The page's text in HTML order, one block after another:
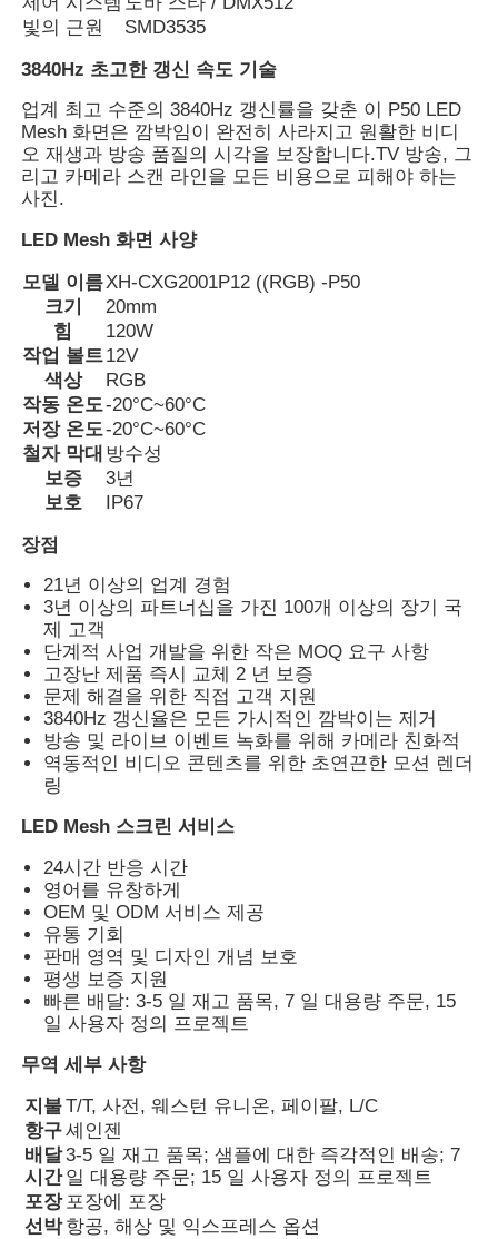
제품
회사 소개
공장 투어
품질 관리
문의하기
모든 케이스
견적 요청
LED 메쉬 화면
LED 메쉬 디스플레이
투명 필름 화면을 LED
투명한 LED 디스플레이
드론 비행 LED 스크린
자필 지도된 스크린
LED 그릴 화면
투명 디스플레이 화면
빛의 근원
SMD3535
3840Hz 초고한 갱신 속도 기술
업계 최고 수준의 3840Hz 갱신률을 갖춘 이 P50 LED
Mesh 화면은 깜박임이 완전히 사라지고 원활한 비디
오 재생과 방송 품질의 시각을 보장합니다.TV 방송, 그
리고 카메라 스캔 라인을 모든 비용으로 피해야 하는
사진.
LED Mesh 화면 사양
모델 이름XH-CXG2001P12 ((RGB) -P50
크기
20mm
힘
120W
작업 볼트12V
색상
RGB
작동 온도-20°C~60°C
저장 온도-20°C~60°C
철자 막대 방수성
보증
3년
보호
IP67
장점
21년 이상의 업계 경험
3년 이상의 파트너십을 가진 100개 이상의 장기 국
제 고객
단계적 사업 개발을 위한 작은 MOQ 요구 사항
고장난 제품 즉시 교체 2 년 보증
문제 해결을 위한 직접 고객 지원
3840Hz 갱신율은 모든 가시적인 깜박이는 제거
방송 및 라이브 이벤트 녹화를 위해 카메라 친화적
역동적인 비디오 콘텐츠를 위한 초연끈한 모션 렌더
링
LED Mesh 스크린 서비스
24시간 반응 시간
영어를 유창하게
OEM 및 ODM 서비스 제공
유통 기회
판매 영역 및 디자인 개념 보호
평생 보증 지원
빠른 배달: 3-5 일 재고 품목, 7 일 대용량 주문, 15
일 사용자 정의 프로젝트
무역 세부 사항
지불T/T, 사전, 웨스턴 유니온, 페이팔, L/C
항구셰인젠
배달
시간
3-5 일 재고 품목; 샘플에 대한 즉각적인 배송; 7
일 대용량 주문; 15 일 사용자 정의 프로젝트
포장 포장에 포장
선박 항공, 해상 및 익스프레스 옵션